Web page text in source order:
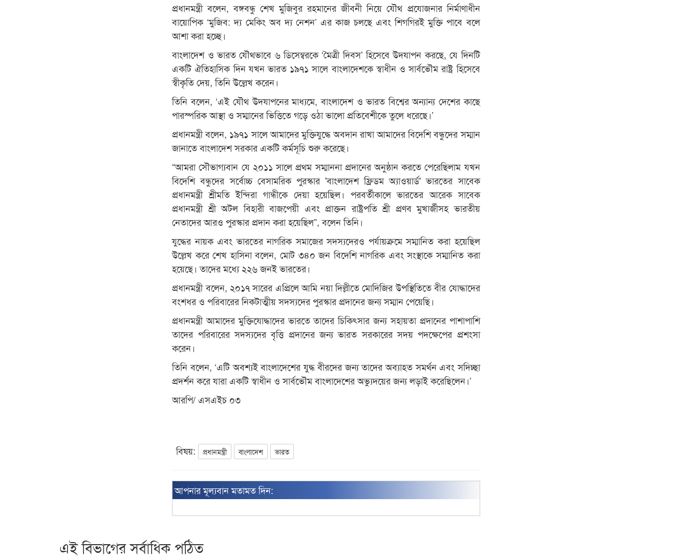
প্রধানমন্ত্রী বলেন, বঙ্গবন্ধু শেখ মুজিবুর রহমানের জীবনী নিয়ে যৌথ প্রযোজনার নির্মাণাধীন
বায়োপিক ‘মুজিব: দ্য মেকিং অব দ্য নেশন’ এর কাজ চলছে এবং শিগগিরই মুক্তি পাবে বলে
আশা করা হচ্ছে।
বাংলাদেশ ও ভারত যৌথভাবে ৬ ডিসেম্বরকে ‘মৈত্রী দিবস’ হিসেবে উদযাপন করছে, যে দিনটি
একটি ঐতিহাসিক দিন যখন ভারত ১৯৭১ সালে বাংলাদেশকে স্বাধীন ও সার্বভৌম রাষ্ট্র হিসেবে
স্বীকৃতি দেয়, তিনি উল্লেখ করেন।
তিনি বলেন, ‘এই যৌথ উদযাপনের মাধ্যমে, বাংলাদেশ ও ভারত বিশ্বের অন্যান্য দেশের কাছে
পারস্পরিক আস্থা ও সম্মানের ভিত্তিতে গড়ে ওঠা ভালো প্রতিবেশীকে তুলে ধরেছে।’
প্রধানমন্ত্রী বলেন, ১৯৭১ সালে আমাদের মুক্তিযুদ্ধে অবদান রাখা আমাদের বিদেশি বন্ধুদের সম্মান
জানাতে বাংলাদেশ সরকার একটি কর্মসূচি শুরু করেছে।
“আমরা সৌভাগ্যবান যে ২০১১ সালে প্রথম সম্মাননা প্রদানের অনুষ্ঠান করতে পেরেছিলাম যখন
বিদেশি বন্ধুদের সর্বোচ্চ বেসামরিক পুরস্কার 'বাংলাদেশ ফ্রিডম অ্যাওয়ার্ড' ভারতের সাবেক
প্রধানমন্ত্রী শ্রীমতি ইন্দিরা গান্ধীকে দেয়া হয়েছিল। পরবর্তীকালে ভারতের আরেক সাবেক
প্রধানমন্ত্রী শ্রী অটল বিহারী বাজপেয়ী এবং প্রাক্তন রাষ্ট্রপতি শ্রী প্রণব মুখার্জীসহ ভারতীয়
নেতাদের আরও পুরস্কার প্রদান করা হয়েছিল”, বলেন তিনি।
যুদ্ধের নায়ক এবং ভারতের নাগরিক সমাজের সদস্যদেরও পর্যায়ক্রমে সম্মানিত করা হয়েছিল
উল্লেখ করে শেখ হাসিনা বলেন, মোট ৩৪০ জন বিদেশি নাগরিক এবং সংস্থাকে সম্মানিত করা
হয়েছে। তাদের মধ্যে ২২৬ জনই ভারতের।
প্রধানমন্ত্রী বলেন, ২০১৭ সারের এপ্রিলে আমি নয়া দিল্লীতে মোদিজির উপস্থিতিতে বীর যোদ্ধাদের
বংশধর ও পরিবারের নিকটাত্মীয় সদস্যদের পুরস্কার প্রদানের জন্য সম্মান পেয়েছি।
প্রধানমন্ত্রী আমাদের মুক্তিযোদ্ধাদের ভারতে তাদের চিকিৎসার জন্য সহায়তা প্রদানের পাশাপাশি
তাদের পরিবারের সদস্যদের বৃত্তি প্রদানের জন্য ভারত সরকারের সদয় পদক্ষেপের প্রশংসা
করেন।
তিনি বলেন, ‘এটি অবশ্যই বাংলাদেশের যুদ্ধ বীরদের জন্য তাদের অব্যাহত সমর্থন এবং সদিচ্ছা
প্রদর্শন করে যারা একটি স্বাধীন ও সার্বভৌম বাংলাদেশের অভ্যুদয়ের জন্য লড়াই করেছিলেন।’
আরপি/ এসএইচ ০৩
বিষয়: প্রধানমন্ত্রী বাংলাদেশ ভারত
আপনার মূল্যবান মতামত দিন:
এই বিভাগের সর্বাধিক পঠিত